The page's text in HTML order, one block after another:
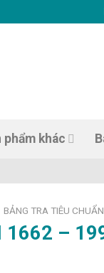
ren inox, Nở
phẩm khác
BẢNG TRA TIÊU CHUẨN
1662 –